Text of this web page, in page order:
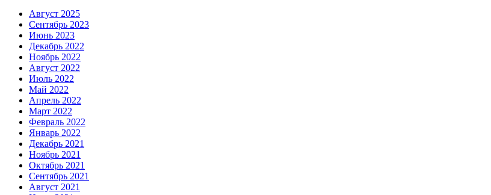
Август 2025
Сентябрь 2023
Июнь 2023
Декабрь 2022
Ноябрь 2022
Август 2022
Июль 2022
Май 2022
Апрель 2022
Март 2022
Февраль 2022
Январь 2022
Декабрь 2021
Ноябрь 2021
Октябрь 2021
Сентябрь 2021
Август 2021